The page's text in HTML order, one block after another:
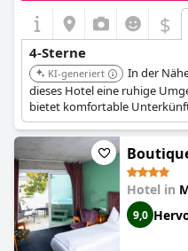
$
4-Sterne
KI-generiert
In der
dieses Hotel eine ruhige
bietet komfortable
Natur und Ruhe schätzen.
Lage mit einer friedlichen
Hotel in
9,0